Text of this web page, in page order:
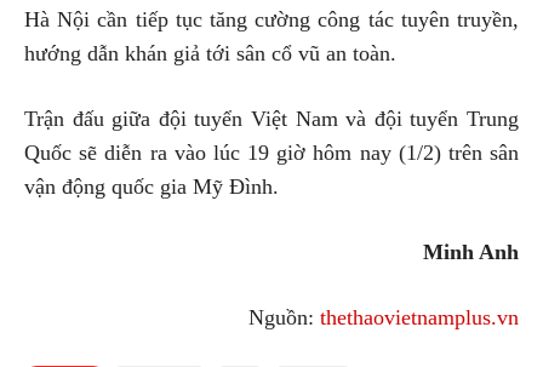
Hà Nội cần tiếp tục tăng cường công tác tuyên truyền,
hướng dẫn khán giả tới sân cổ vũ an toàn.
Trận đấu giữa đội tuyển Việt Nam và đội tuyển Trung
Quốc sẽ diễn ra vào lúc 19 giờ hôm nay (1/2) trên sân
vận động quốc gia Mỹ Đình.
Minh Anh
Nguồn: thethaovietnamplus.vn